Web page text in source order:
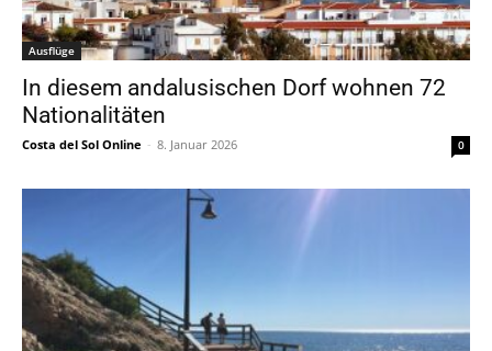
Ausflüge
In diesem andalusischen Dorf wohnen 72
Nationalitäten
Costa del Sol Online - 8. Januar 2026 0